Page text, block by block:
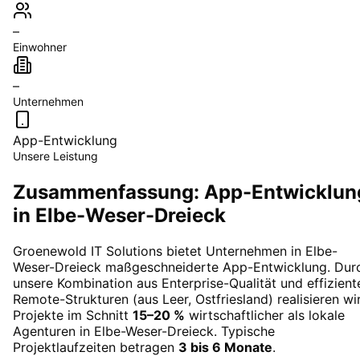
–
Einwohner
–
Unternehmen
App-Entwicklung
Unsere Leistung
Zusammenfassung: App-
in Elbe-Weser-Dreieck
Groenewold IT Solutions bietet Unternehmen in Elbe-
Weser-Dreieck maßgeschneiderte App-Entwicklung.
unsere Kombination aus Enterprise-Qualität und
Remote-Strukturen (aus Leer, Ostfriesland) realisieren
Projekte im Schnitt 15–20 % wirtschaftlicher als lokale
Agenturen in Elbe-Weser-Dreieck. Typische
Projektlaufzeiten betragen 3 bis 6 Monate.